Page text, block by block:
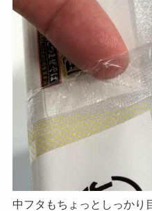
中フタもちょっとしっかり